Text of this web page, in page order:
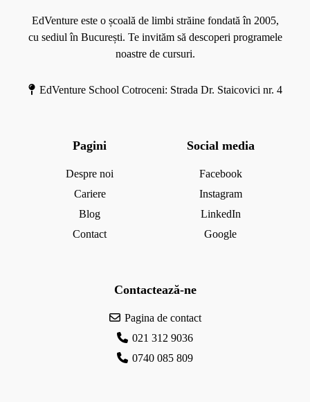
EdVenture este o școală de limbi străine fondată în 2005,
cu sediul în București. Te invităm să descoperi programele
noastre de cursuri.
EdVenture School Cotroceni: Strada Dr. Staicovici nr. 4
Pagini
Despre noi
Cariere
Blog
Contact
Social media
Facebook
Instagram
LinkedIn
Google
Contactează-ne
Pagina de contact
021 312 9036
0740 085 809